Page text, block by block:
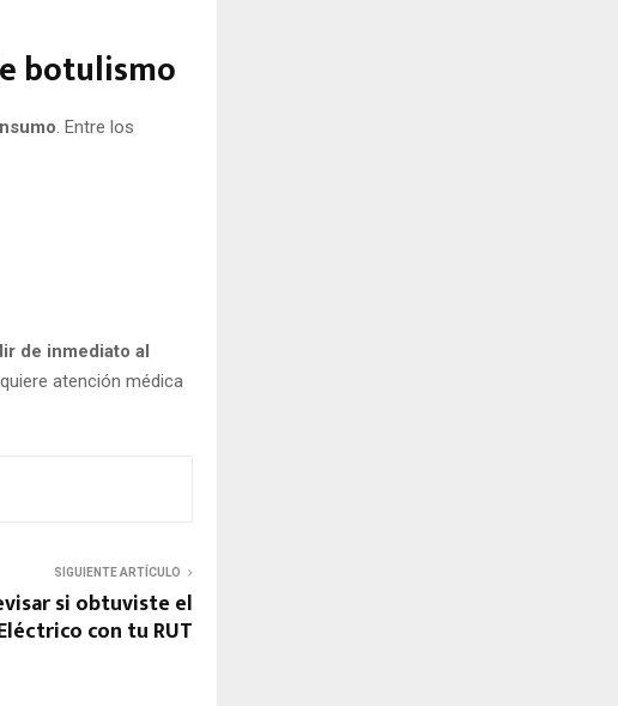
botulismo
. Entre los
de inmediato al
atención médica
SIGUIENTE ARTÍCULO
si obtuviste el
con tu RUT